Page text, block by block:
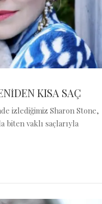
KISA SAÇ
izlediğimiz Sharon Stone,
biten vaklı saçlarıyla